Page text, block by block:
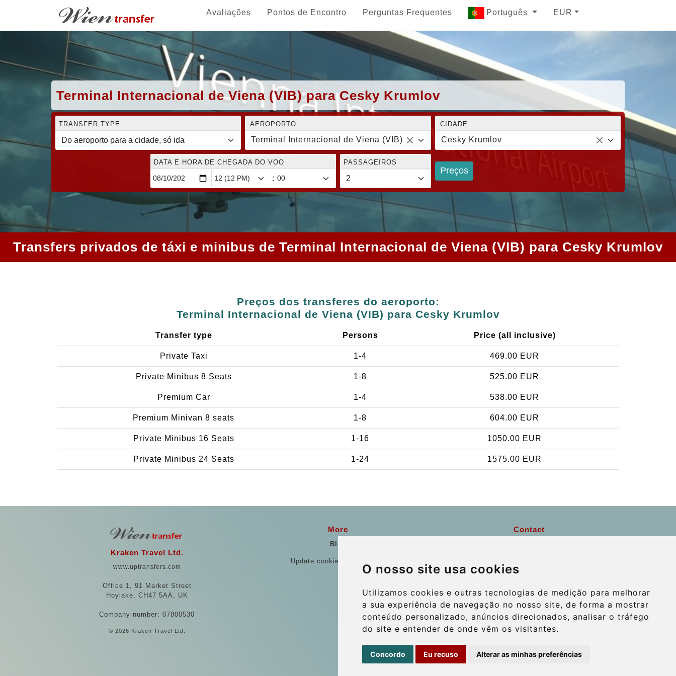
O nosso site usa cookies
Utilizamos cookies e outras tecnologias de medição para melhorar
a sua experiência de navegação no nosso site, de forma a mostrar
conteúdo personalizado, anúncios direcionados, analisar o tráfego
do site e entender de onde vêm os visitantes.
Concordo Eu recuso Alterar as minhas preferências
Avaliações Pontos de Encontro Perguntas Frequentes Português EUR
Terminal Internacional de Viena (VIB) para Cesky Krumlov
TRANSFER TYPE AEROPORTO
Terminal Internacional de Viena (VIB)
CIDADE
Cesky Krumlov
DATA E HORA DE CHEGADA DO VOO
:
PASSAGEIROS
Preços
Transfers privados de táxi e minibus de Terminal Internacional de Viena (VIB) para Cesky Krumlov
Preços dos transferes do aeroporto:
Terminal Internacional de Viena (VIB) para Cesky Krumlov
Transfer type Persons Price (all inclusive)
Private Taxi 1-4 469.00 EUR
Private Minibus 8 Seats 1-8 525.00 EUR
Premium Car 1-4 538.00 EUR
Premium Minivan 8 seats 1-8 604.00 EUR
Private Minibus 16 Seats 1-16 1050.00 EUR
Private Minibus 24 Seats 1-24 1575.00 EUR
Kraken Travel Ltd.
www.uptransfers.com
Office 1, 91 Market Street
Hoylake, CH47 5AA, UK
Company number: 07800530
© 2026 Kraken Travel Ltd.
More
Blog
Update cookies preferences
Contact
Secure Payment with STRIPE